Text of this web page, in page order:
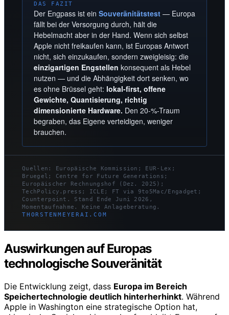
DAS FAZIT
Der Engpass ist ein Souveränitätstest — Europa
fällt bei der Versorgung durch, hält die
Hebelmacht aber in der Hand. Wenn sich selbst
Apple nicht freikaufen kann, ist Europas Antwort
nicht, sich einzukaufen, sondern zweigleisig: die
einzigartigen Engstellen konsequent als Hebel
nutzen — und die Abhängigkeit dort senken, wo
es ohne Brüssel geht: lokal-first, offene
Gewichte, Quantisierung, richtig
dimensionierte Hardware. Den 20-%-Traum
begraben, das Eigene verteidigen, weniger
brauchen.
Quellen: Europäische Kommission; EUR-Lex;
Bruegel; Centre for Future Generations;
Europäischer Rechnungshof (Dez. 2025);
TechPolicy.press; ICLE; FT via 9to5Mac/Engadget;
Counterpoint. Stand Ende Juni 2026,
Momentaufnahme. Keine Anlageberatung.
THORSTENMEYERAI.COM
Auswirkungen auf Europas
technologische Souveränität
Die Entwicklung zeigt, dass Europa im Bereich
Speichertechnologie deutlich hinterherhinkt. Während
Apple in Washington eine strategische Option hat,